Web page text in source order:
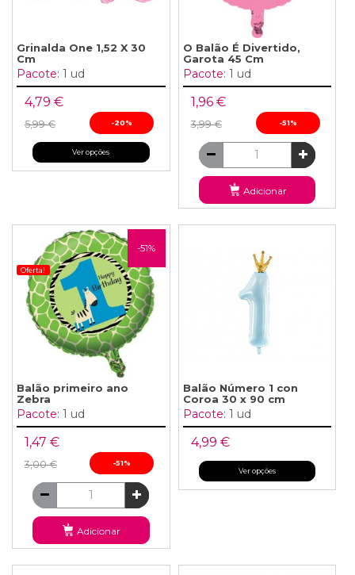
Grinalda One 1,52 X 30
Cm
Pacote: 1 ud
4,79 €
5,99 € -20%
Ver opções
O Balão É Divertido,
Garota 45 Cm
Pacote: 1 ud
1,96 €
3,99 € -51%
Adicionar
-51%
Oferta!
Balão primeiro ano
Zebra
Pacote: 1 ud
1,47 €
3,00 € -51%
Adicionar
Balão Número 1 con
Coroa 30 x 90 cm
Pacote: 1 ud
4,99 €
Ver opções